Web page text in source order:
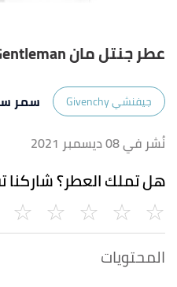
عطر جنتل مان Gentleman
جيفنشي Givenchy
سمر
نُشر في 08 ديسمبر 2021
هل تملك العطر؟ شاركنا
المحتويات